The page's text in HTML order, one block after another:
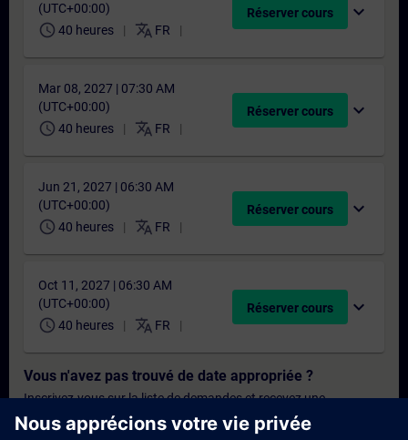
(UTC+00:00)
schedule 40 heures translate FR
Réserver cours expand_more
Mar 08, 2027 | 07:30 AM
(UTC+00:00)
schedule 40 heures translate FR
Réserver cours expand_more
Jun 21, 2027 | 06:30 AM
(UTC+00:00)
schedule 40 heures translate FR
Réserver cours expand_more
Oct 11, 2027 | 06:30 AM
(UTC+00:00)
schedule 40 heures translate FR
Réserver cours expand_more
Vous n'avez pas trouvé de date appropriée ?
Inscrivez-vous sur la liste de demandes et recevez une
notification dès que de nouvelles dates sont disponibles.